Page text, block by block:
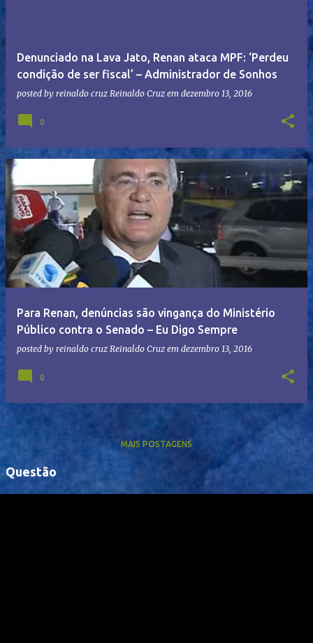
Denunciado na Lava Jato, Renan ataca MPF: ‘Perdeu
condição de ser fiscal’ – Administrador de Sonhos
posted by reinaldo cruz Reinaldo Cruz em dezembro 13, 2016
0
Para Renan, denúncias são vingança do Ministério
Público contra o Senado – Eu Digo Sempre
posted by reinaldo cruz Reinaldo Cruz em dezembro 13, 2016
0
MAIS POSTAGENS
Questão